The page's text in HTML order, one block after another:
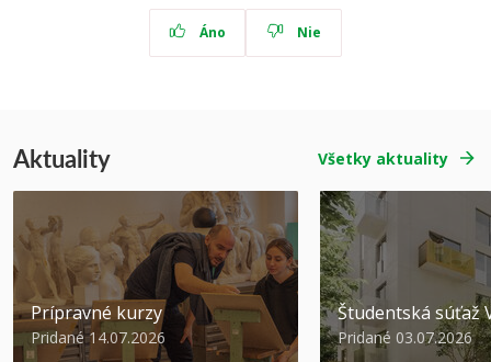
Áno Nie
Aktuality Všetky aktuality
Prípravné kurzy
Pridané 14.07.2026
Študentská súťaž
Pridané 03.07.2026